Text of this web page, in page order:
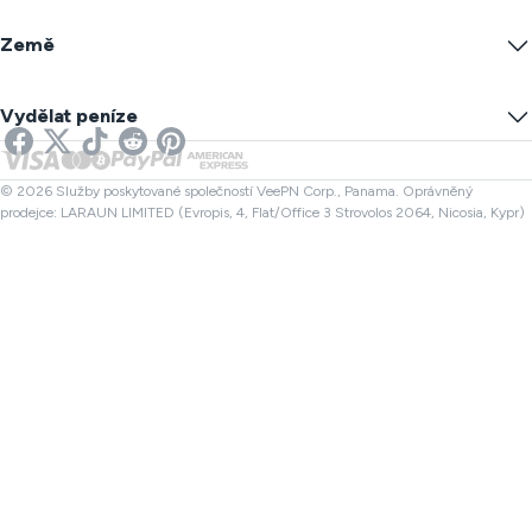
Blog
Nastavení cookies
Anonymní IP
VPN pro Streamování
VPN pro Netflix
Skryjte svou IP
Online SMS
Kontrola odkazu
Kontrola souboru
Země
UK VPN
Kanada VPN
Turecko VPN
Vydělat peníze
Partneři
© 2026 Služby poskytované společností VeePN Corp., Panama. Oprávněný
prodejce: LARAUN LIMITED (Evropis, 4, Flat/Office 3 Strovolos 2064, Nicosia, Kypr)